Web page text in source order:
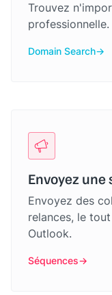
Trouvez
professionnelle.
Domain Search
Envoyez
Envoyez des
relances, le
Outlook.
Séquences